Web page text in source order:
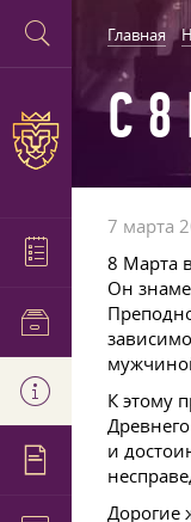
Главная
С
7 марта
8 Марта
Он
К этому
и
Дорогие